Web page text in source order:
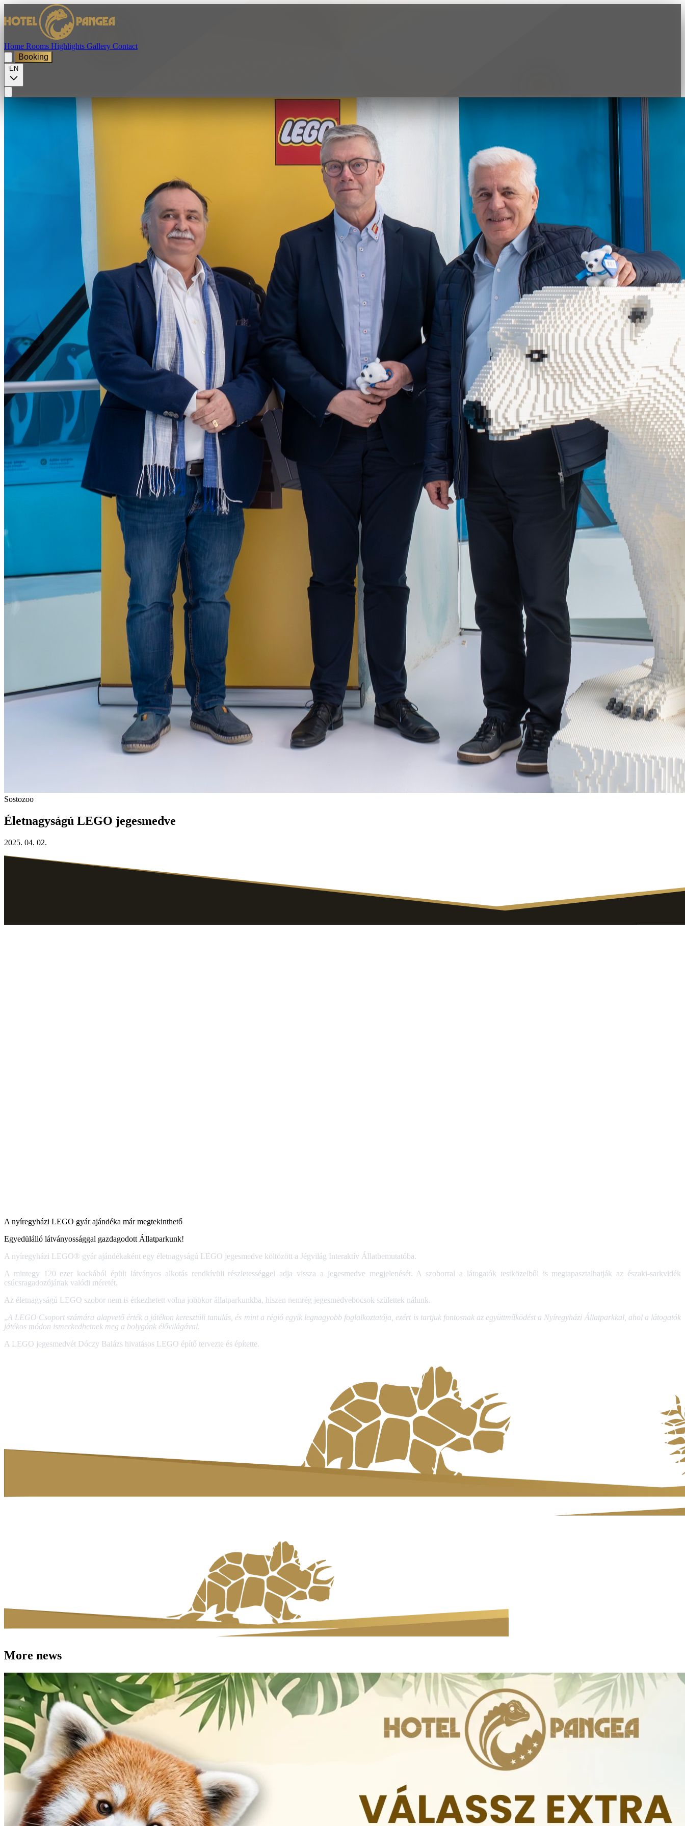
Home Rooms Highlights Gallery Contact
Booking
EN
Sostozoo
Életnagyságú LEGO jegesmedve
2025. 04. 02.
A nyíregyházi LEGO gyár ajándéka már megtekinthető
Egyedülálló látványossággal gazdagodott Állatparkunk!
A nyíregyházi LEGO® gyár ajándékaként egy életnagyságú LEGO jegesmedve költözött a Jégvilág Interaktív Állatbemutatóba.
A mintegy 120 ezer kockából épült látványos alkotás rendkívüli részletességgel adja vissza a jegesmedve megjelenését. A szoborral a látogatók testközelből is megtapasztalhatják az északi-sarkvidék
csúcsragadozójának valódi méretét.
Az életnagyságú LEGO szobor nem is érkezhetett volna jobbkor állatparkunkba, hiszen nemrég jegesmedvebocsok születtek nálunk.
„A LEGO Csoport számára alapvető érték a játékon keresztüli tanulás, és mint a régió egyik legnagyobb foglalkoztatója, ezért is tartjuk fontosnak az együttműködést a Nyíregyházi Állatparkkal, ahol a látogatók
játékos módon ismerkedhetnek meg a bolygónk élővilágával.
A LEGO jegesmedvét Dóczy Balázs hivatásos LEGO építő tervezte és építette.
More news